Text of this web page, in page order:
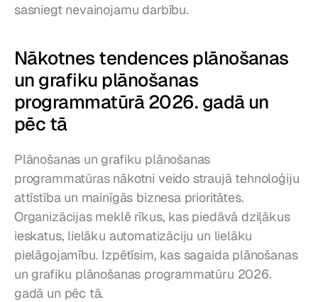
sasniegt nevainojamu darbību.
Nākotnes tendences plānošanas
un grafiku plānošanas
programmatūrā 2026. gadā un
pēc tā
Plānošanas un grafiku plānošanas
programmatūras nākotni veido straujā tehnoloģiju
attīstība un mainīgās biznesa prioritātes.
Organizācijas meklē rīkus, kas piedāvā dziļākus
ieskatus, lielāku automatizāciju un lielāku
pielāgojamību. Izpētīsim, kas sagaida plānošanas
un grafiku plānošanas programmatūru 2026.
gadā un pēc tā.